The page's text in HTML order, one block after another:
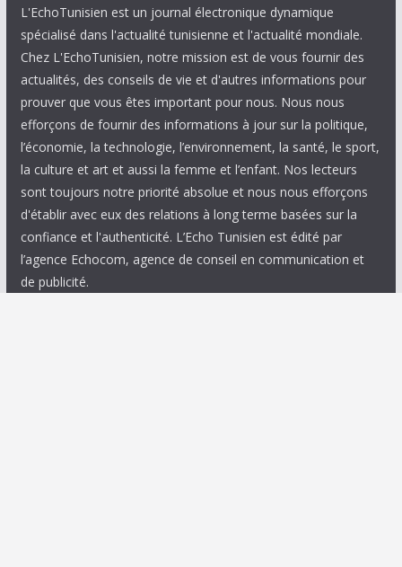
L'EchoTunisien est un journal électronique dynamique
spécialisé dans l'actualité tunisienne et l'actualité mondiale.
Chez L'EchoTunisien, notre mission est de vous fournir des
actualités, des conseils de vie et d'autres informations pour
prouver que vous êtes important pour nous. Nous nous
efforçons de fournir des informations à jour sur la politique,
l’économie, la technologie, l’environnement, la santé, le sport,
la culture et art et aussi la femme et l’enfant. Nos lecteurs
sont toujours notre priorité absolue et nous nous efforçons
d'établir avec eux des relations à long terme basées sur la
confiance et l'authenticité. L’Echo Tunisien est édité par
l’agence Echocom, agence de conseil en communication et
de publicité.